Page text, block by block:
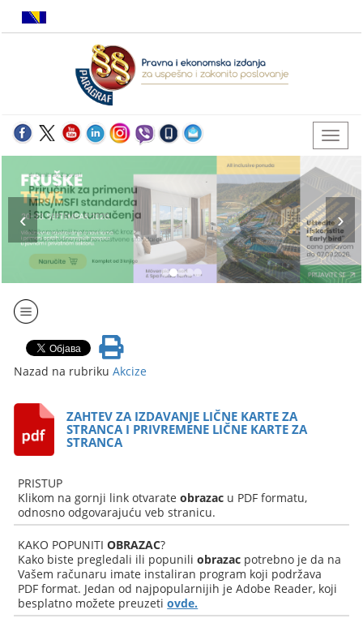
Nazad na rubrikuAkcize
ZAHTEV ZA IZDAVANJE LIČNE KARTE ZA
STRANCA I PRIVREMENE LIČNE KARTE ZA
STRANCA
PRISTUP
Klikom na gornji link otvarateobrazac u PDF formatu,
odnosno odgovarajuću veb stranicu.
KAKO POPUNITIOBRAZAC?
Kako biste pregledali ili popuniliobrazac potrebno je da na
Vašem računaru imate instaliran program koji podržava
PDF format. Jedan od najpopularnijih je Adobe Reader, koji
besplatno možete preuzetiovde.